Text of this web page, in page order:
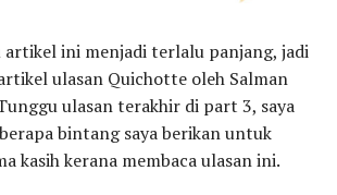
artikel ini menjadi terlalu panjang, jadi
ulasan Quichotte oleh Salman
ulasan terakhir di part 3, saya
bintang saya berikan untuk
kasih kerana membaca ulasan ini.